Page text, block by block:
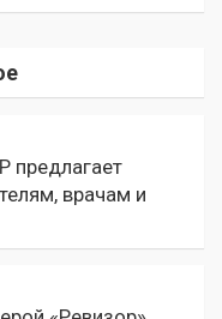
предлагает
врачам и